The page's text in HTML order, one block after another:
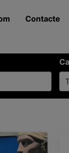
Contacte